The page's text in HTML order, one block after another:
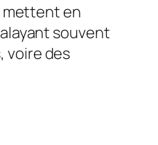
mettent en
souvent
voire des